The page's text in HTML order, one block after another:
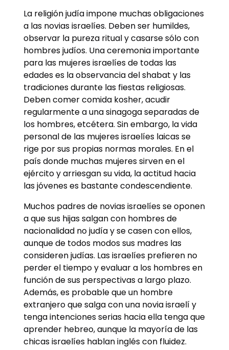
La religión judía impone muchas obligaciones
a las novias israelíes. Deben ser humildes,
observar la pureza ritual y casarse sólo con
hombres judíos. Una ceremonia importante
para las mujeres israelíes de todas las
edades es la observancia del shabat y las
tradiciones durante las fiestas religiosas.
Deben comer comida kosher, acudir
regularmente a una sinagoga separadas de
los hombres, etcétera. Sin embargo, la vida
personal de las mujeres israelíes laicas se
rige por sus propias normas morales. En el
país donde muchas mujeres sirven en el
ejército y arriesgan su vida, la actitud hacia
las jóvenes es bastante condescendiente.
Muchos padres de novias israelíes se oponen
a que sus hijas salgan con hombres de
nacionalidad no judía y se casen con ellos,
aunque de todos modos sus madres las
consideren judías. Las israelíes prefieren no
perder el tiempo y evaluar a los hombres en
función de sus perspectivas a largo plazo.
Además, es probable que un hombre
extranjero que salga con una novia israelí y
tenga intenciones serias hacia ella tenga que
aprender hebreo, aunque la mayoría de las
chicas israelíes hablan inglés con fluidez.